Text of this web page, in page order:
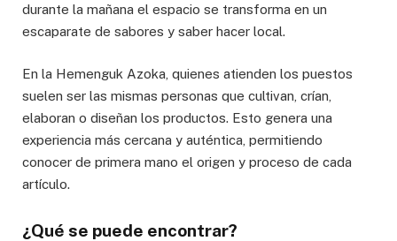
durante la mañana el espacio se transforma en un
escaparate de sabores y saber hacer local.
En la Hemenguk Azoka, quienes atienden los puestos
suelen ser las mismas personas que cultivan, crían,
elaboran o diseñan los productos. Esto genera una
experiencia más cercana y auténtica, permitiendo
conocer de primera mano el origen y proceso de cada
artículo.
¿Qué se puede encontrar?